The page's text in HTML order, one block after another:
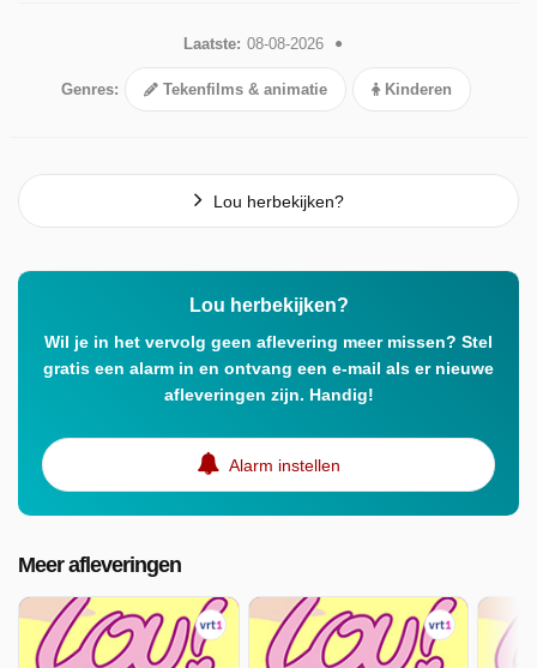
Laatste: 08-08-2026
Genres: Tekenfilms & animatie Kinderen
Lou herbekijken?
Lou herbekijken?
Wil je in het vervolg geen aflevering meer missen? Stel
gratis een alarm in en ontvang een e-mail als er nieuwe
afleveringen zijn. Handig!
Alarm instellen
Meer afleveringen